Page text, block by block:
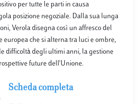
per tutte le parti in causa
posizione negoziale. Dalla sua lunga
Verola disegna così un affresco del
europea che si alterna tra luci e ombre,
difficoltà degli ultimi anni, la gestione
future dell'Unione.
Scheda completa